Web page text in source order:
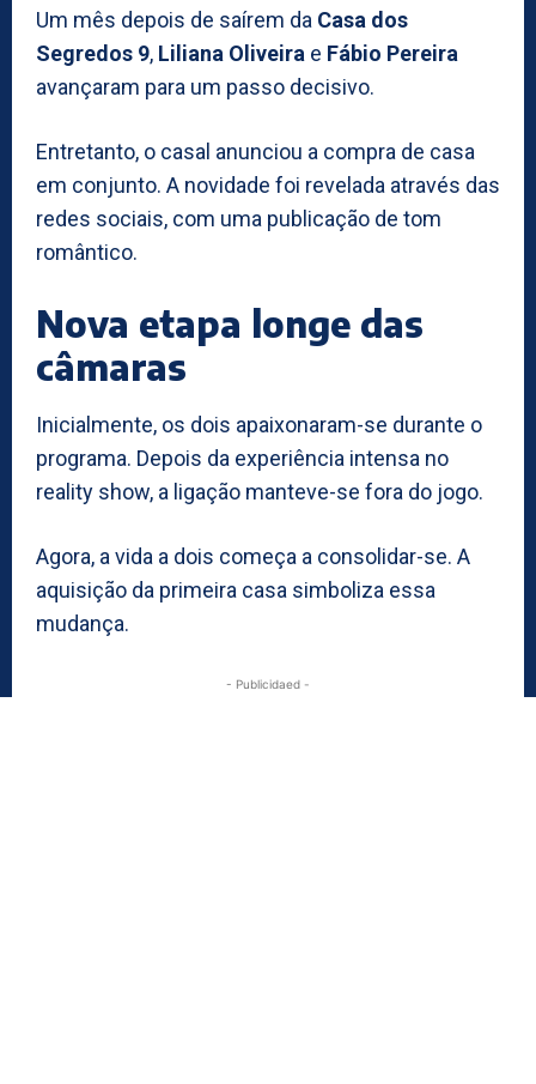
Um mês depois de saírem da Casa dos
Segredos 9, Liliana Oliveira e Fábio Pereira
avançaram para um passo decisivo.
Entretanto, o casal anunciou a compra de casa
em conjunto. A novidade foi revelada através das
redes sociais, com uma publicação de tom
romântico.
Nova etapa longe das
câmaras
Inicialmente, os dois apaixonaram-se durante o
programa. Depois da experiência intensa no
reality show, a ligação manteve-se fora do jogo.
Agora, a vida a dois começa a consolidar-se. A
aquisição da primeira casa simboliza essa
mudança.
- Publicidaed -